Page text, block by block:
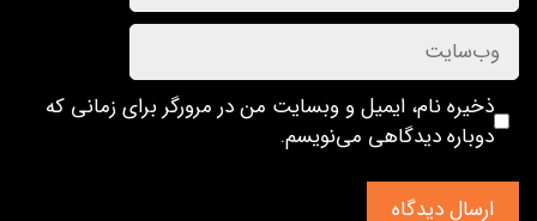
ذخیره نام، ایمیل و وبسایت من در مرورگر برای زمانی که
دوباره دیدگاهی می‌نویسم.